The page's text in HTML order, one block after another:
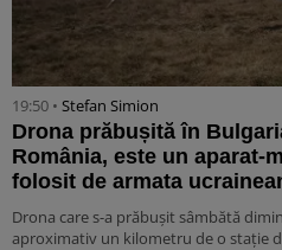
19:50 • Stefan Simion
Drona prăbușită în
România, este un aparat-
folosit de armata
Drona care s-a prăbușit sâmbătă
aproximativ un kilometru de o stație